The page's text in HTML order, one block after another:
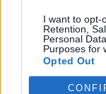
I want to opt-
Retention,
Personal
Purposes for
Opted Out